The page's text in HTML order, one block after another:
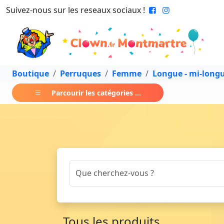
Suivez-nous sur les reseaux sociaux !
Boutique Perruques Femme Longue - mi-
Parcourir les catégories ...